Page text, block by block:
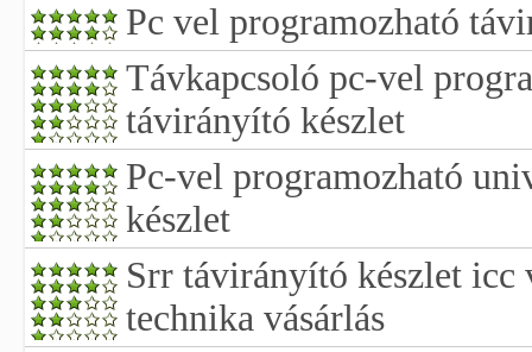
Pc vel programozható
Távkapcsoló pc-vel
távirányító készlet
Pc-vel programozható
készlet
Srr távirányító készlet icc
technika vásárlás